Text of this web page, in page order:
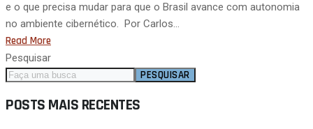
e o que precisa mudar para que o Brasil avance com autonomia
no ambiente cibernético. Por Carlos…
Read More
Pesquisar
PESQUISAR
POSTS MAIS RECENTES